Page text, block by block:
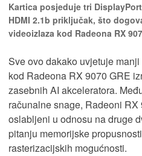
Kartica posjeduje tri
HDMI 2.1b priključak, što
videoizlaza kod Radeona RX
Sve ovo dakako uvjetuje manji
kod Radeona RX 9070 GRE
zasebnih AI akceleratora.
računalne snage, Radeoni
oslabljeni u odnosu na druge
pitanju memorijske
rasterizacijskih mogućnosti.